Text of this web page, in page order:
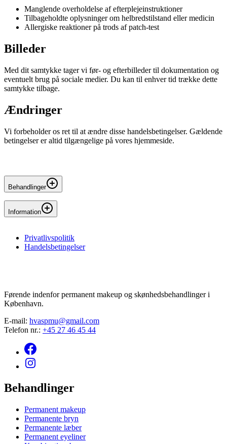
Manglende overholdelse af efterplejeinstruktioner
Tilbageholdte oplysninger om helbredstilstand eller medicin
Allergiske reaktioner på trods af patch-test
Billeder
Med dit samtykke tager vi før- og efterbilleder til dokumentation og
eventuelt brug på sociale medier. Du kan til enhver tid trække dette
samtykke tilbage.
Ændringer
Vi forbeholder os ret til at ændre disse handelsbetingelser. Gældende
betingelser er altid tilgængelige på vores hjemmeside.
Behandlinger
Permanent makeup
Permanente bryn
Kombinationsbryn
Information
Kontakt
Privatlivspolitik
Handelsbetingelser
Førende indenfor permanent makeup og skønhedsbehandlinger i
København.
E-mail: hvaspmu@gmail.com
Telefon nr.: +45 27 46 45 44
Behandlinger
Permanent makeup
Permanente bryn
Permanente læber
Permanent eyeliner